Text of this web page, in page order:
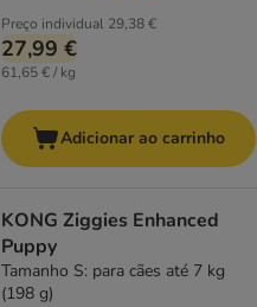
Preço individual 29,38 €
27,99 €
61,65 € / kg
Adicionar ao carrinho
KONG Ziggies Enhanced
Puppy
Tamanho S: para cães até 7 kg
(198 g)